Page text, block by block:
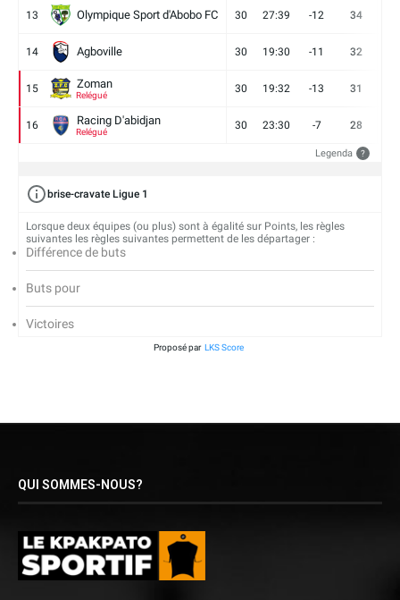
13 Olympique Sport d'Abobo FC 30 27:39 -12 34
14 Agboville 30 19:30 -11 32
15 Zoman
Relégué
30 19:32 -13 31
16 Racing D'abidjan
Relégué
30 23:30 -7 28
Legenda ?
brise-cravate Ligue 1
Lorsque deux équipes (ou plus) sont à égalité sur Points, les règles
suivantes les règles suivantes permettent de les départager :
Différence de buts
Buts pour
Victoires
Proposé par LKS Score
QUI SOMMES-NOUS?